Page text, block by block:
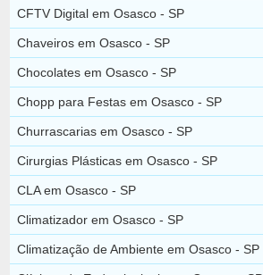
CFTV Digital em Osasco - SP
Chaveiros em Osasco - SP
Chocolates em Osasco - SP
Chopp para Festas em Osasco - SP
Churrascarias em Osasco - SP
Cirurgias Plásticas em Osasco - SP
CLA em Osasco - SP
Climatizador em Osasco - SP
Climatização de Ambiente em Osasco - SP